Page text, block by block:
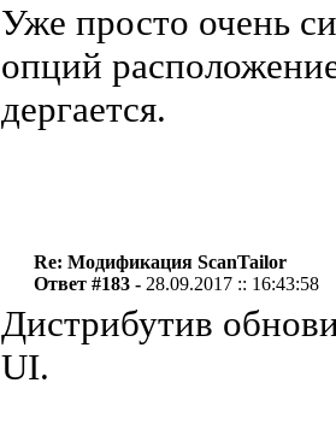
Уже просто очень
опций
дергается.
Re: Модификация ScanTailor
Ответ #183 - 28.09.2017 :: 16:43:58
Дистрибутив
UI.